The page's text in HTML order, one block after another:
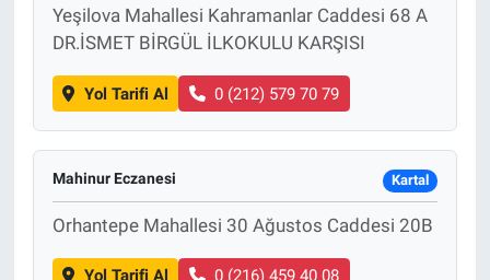
Yeşilova Mahallesi Kahramanlar Caddesi 68 A
DR.İSMET BİRGÜL İLKOKULU KARŞISI
Yol Tarifi Al 0 (212) 579 70 79
Mahinur Eczanesi Kartal
Orhantepe Mahallesi 30 Ağustos Caddesi 20B
Yol Tarifi Al 0 (216) 459 40 08